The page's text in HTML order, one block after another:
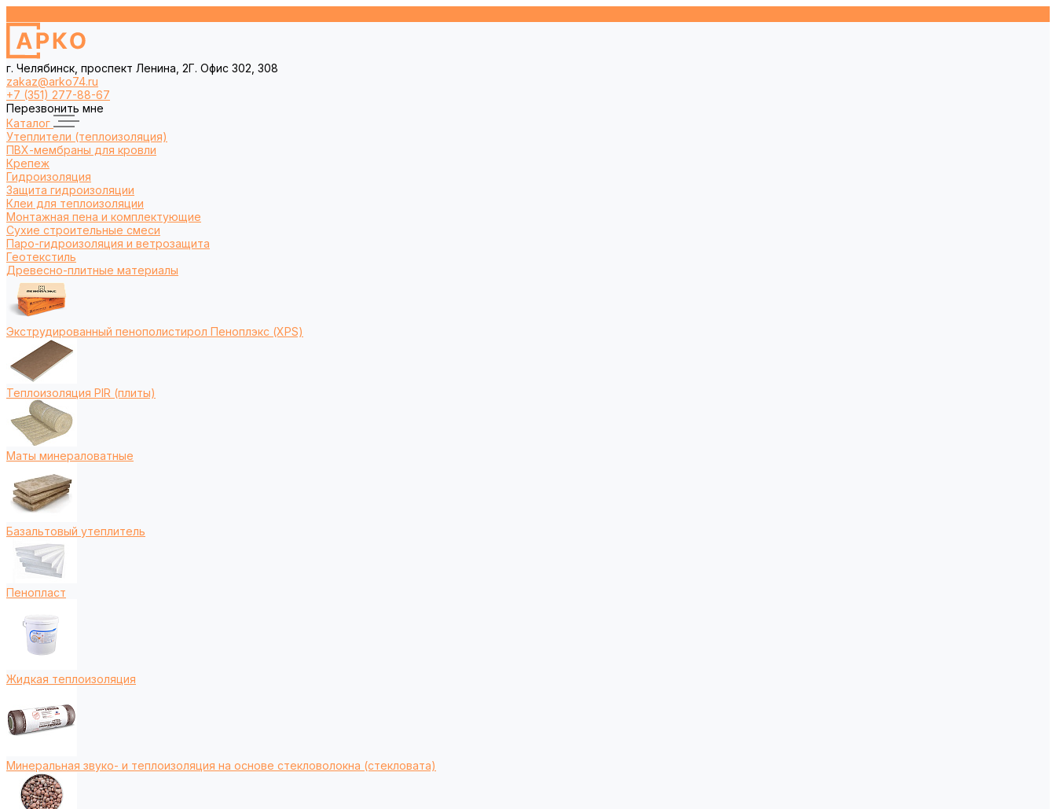
г. Челябинск, проспект Ленина, 2Г. Офис 302, 308
zakaz@arko74.ru
+7 (351) 277-88-67
Перезвонить мне
Каталог
Утеплители (теплоизоляция)
ПВХ-мембраны для кровли
Крепеж
Гидроизоляция
Защита гидроизоляции
Клеи для теплоизоляции
Монтажная пена и комплектующие
Сухие строительные смеси
Паро-гидроизоляция и ветрозащита
Геотекстиль
Древесно-плитные материалы
Экструдированный пенополистирол Пеноплэкс (XPS)
Теплоизоляция PIR (плиты)
Маты минераловатные
Базальтовый утеплитель
Пенопласт
Жидкая теплоизоляция
Минеральная звуко- и теплоизоляция на основе стекловолокна (стекловата)